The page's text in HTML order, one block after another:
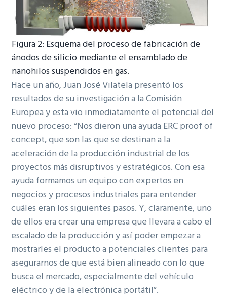
Figura 2: Esquema del proceso de fabricación de
ánodos de silicio mediante el ensamblado de
nanohilos suspendidos en gas.
Hace un año, Juan José Vilatela presentó los
resultados de su investigación a la Comisión
Europea y esta vio inmediatamente el potencial del
nuevo proceso: “Nos dieron una ayuda ERC proof of
concept, que son las que se destinan a la
aceleración de la producción industrial de los
proyectos más disruptivos y estratégicos. Con esa
ayuda formamos un equipo con expertos en
negocios y procesos industriales para entender
cuáles eran los siguientes pasos. Y, claramente, uno
de ellos era crear una empresa que llevara a cabo el
escalado de la producción y así poder empezar a
mostrarles el producto a potenciales clientes para
asegurarnos de que está bien alineado con lo que
busca el mercado, especialmente del vehículo
eléctrico y de la electrónica portátil”.